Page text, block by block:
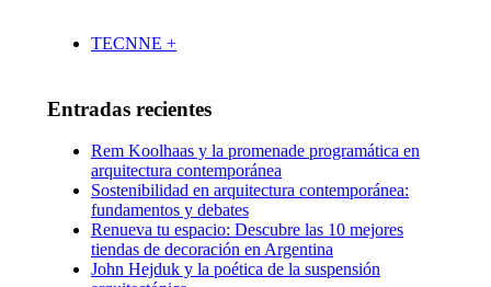
TECNNE +
Entradas recientes
Rem Koolhaas y la promenade programática en
arquitectura contemporánea
Sostenibilidad en arquitectura contemporánea:
fundamentos y debates
Renueva tu espacio: Descubre las 10 mejores
tiendas de decoración en Argentina
John Hejduk y la poética de la suspensión